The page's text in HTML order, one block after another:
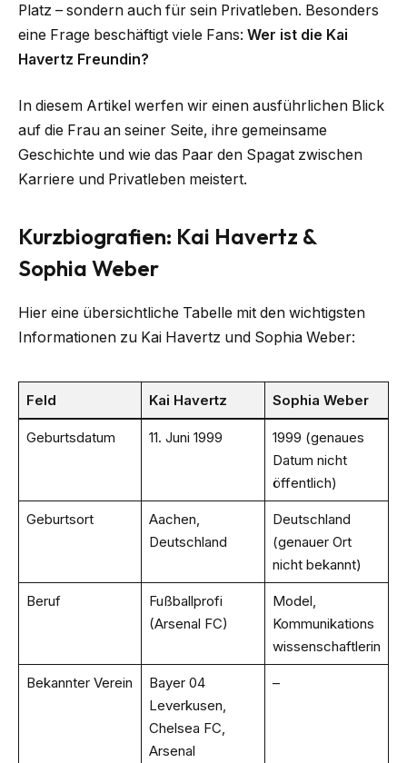
Platz – sondern auch für sein Privatleben. Besonders
eine Frage beschäftigt viele Fans: Wer ist die Kai
Havertz Freundin?
In diesem Artikel werfen wir einen ausführlichen Blick
auf die Frau an seiner Seite, ihre gemeinsame
Geschichte und wie das Paar den Spagat zwischen
Karriere und Privatleben meistert.
Kurzbiografien: Kai Havertz &
Sophia Weber
Hier eine übersichtliche Tabelle mit den wichtigsten
Informationen zu Kai Havertz und Sophia Weber:
Feld Kai Havertz Sophia Weber
Geburtsdatum 11. Juni 1999
1999 (genaues
Datum nicht
öffentlich)
Geburtsort
Aachen,
Deutschland
Deutschland
(genauer Ort
nicht bekannt)
Beruf
Fußballprofi
(Arsenal FC)
Model,
Kommunikations
wissenschaftlerin
Bekannter Verein
Bayer 04
Leverkusen,
Chelsea FC,
Arsenal
–